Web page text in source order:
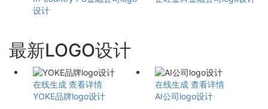
设计
最新LOGO设计
在线生成 查看详情
YOKE品牌logo设计
在线生成 查看详情
AI公司logo设计